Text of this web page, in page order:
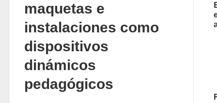
maquetas e
instalaciones como
dispositivos
dinámicos
pedagógicos